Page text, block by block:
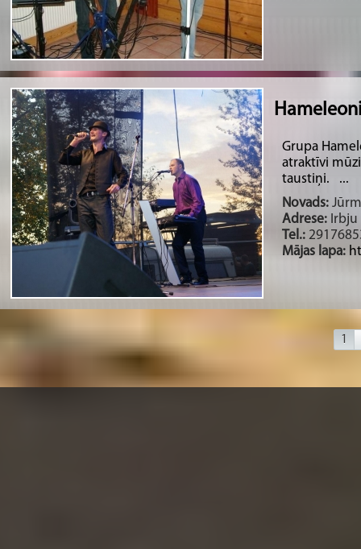
Grupa
atraktīvi
taustiņi. ...
Novads:
Adrese: Irbju
Tel.:
Mājas lapa:
1